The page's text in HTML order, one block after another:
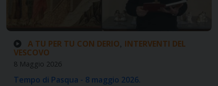
A TU PER TU CON DERIO, INTERVENTI DEL
VESCOVO
8 Maggio 2026
Tempo di Pasqua - 8 maggio 2026.